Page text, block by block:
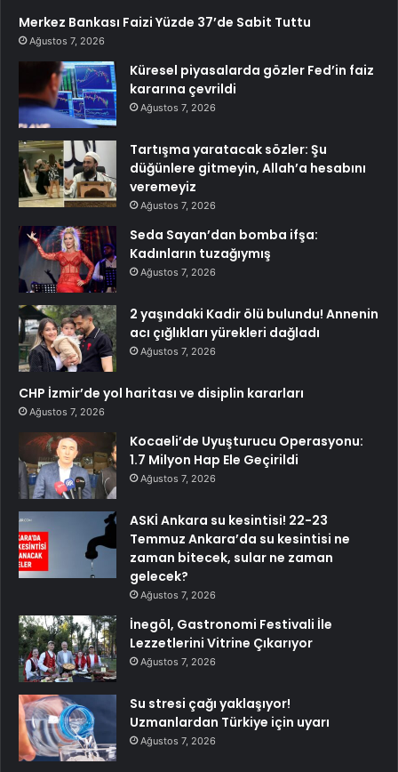
Merkez Bankası Faizi Yüzde 37’de Sabit Tuttu
Ağustos 7, 2026
Küresel piyasalarda gözler Fed’in faiz
kararına çevrildi
Ağustos 7, 2026
Tartışma yaratacak sözler: Şu
düğünlere gitmeyin, Allah’a hesabını
veremeyiz
Ağustos 7, 2026
Seda Sayan’dan bomba ifşa:
Kadınların tuzağıymış
Ağustos 7, 2026
2 yaşındaki Kadir ölü bulundu! Annenin
acı çığlıkları yürekleri dağladı
Ağustos 7, 2026
CHP İzmir’de yol haritası ve disiplin kararları
Ağustos 7, 2026
Kocaeli’de Uyuşturucu Operasyonu:
1.7 Milyon Hap Ele Geçirildi
Ağustos 7, 2026
ASKİ Ankara su kesintisi! 22-23
Temmuz Ankara’da su kesintisi ne
zaman bitecek, sular ne zaman
gelecek?
Ağustos 7, 2026
İnegöl, Gastronomi Festivali İle
Lezzetlerini Vitrine Çıkarıyor
Ağustos 7, 2026
Su stresi çağı yaklaşıyor!
Uzmanlardan Türkiye için uyarı
Ağustos 7, 2026